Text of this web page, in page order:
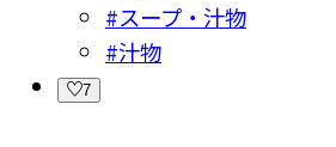
#スープ・汁物
#汁物
7